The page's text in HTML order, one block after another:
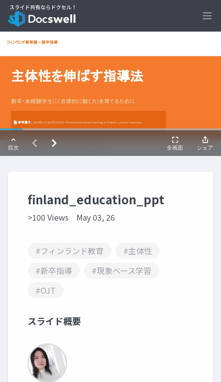
finland_education_ppt
>100 Views May 03, 26
#フィンランド教育
#主体性
#新卒指導
#現象ベース学習
#OJT
スライド概要